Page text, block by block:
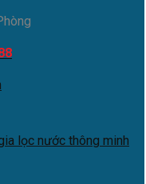
lọc nước thông minh